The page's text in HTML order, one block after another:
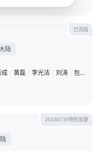
已完结
陆
成 / 黄磊 / 李光洁 / 刘涛 / 包贝尔
20240731特别加更